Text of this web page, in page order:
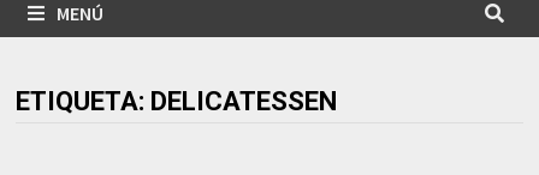
MENÚ
ETIQUETA: DELICATESSEN